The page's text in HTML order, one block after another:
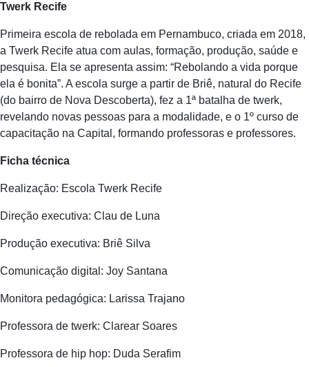
Twerk Recife
Primeira escola de rebolada em Pernambuco, criada em 2018,
a Twerk Recife atua com aulas, formação, produção, saúde e
pesquisa. Ela se apresenta assim: “Rebolando a vida porque
ela é bonita”. A escola surge a partir de Briê, natural do Recife
(do bairro de Nova Descoberta), fez a 1ª batalha de twerk,
revelando novas pessoas para a modalidade, e o 1º curso de
capacitação na Capital, formando professoras e professores.
Ficha técnica
Realização: Escola Twerk Recife
Direção executiva: Clau de Luna
Produção executiva: Briê Silva
Comunicação digital: Joy Santana
Monitora pedagógica: Larissa Trajano
Professora de twerk: Clarear Soares
Professora de hip hop: Duda Serafim